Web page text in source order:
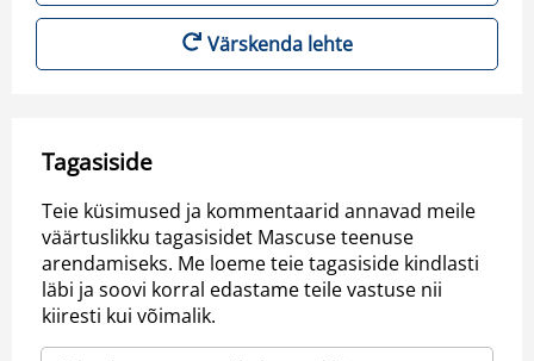
Värskenda lehte
Tagasiside
Teie küsimused ja kommentaarid annavad meile
väärtuslikku tagasisidet Mascuse teenuse
arendamiseks. Me loeme teie tagasiside kindlasti
läbi ja soovi korral edastame teile vastuse nii
kiiresti kui võimalik.